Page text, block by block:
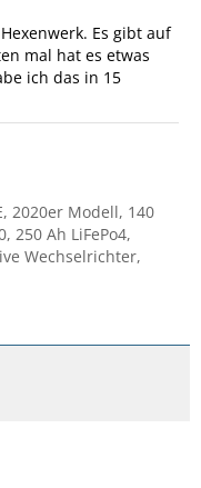
Es gibt auf
mal hat es etwas
ich das in 15
2020er Modell, 140
250 Ah LiFePo4,
Wechselrichter,